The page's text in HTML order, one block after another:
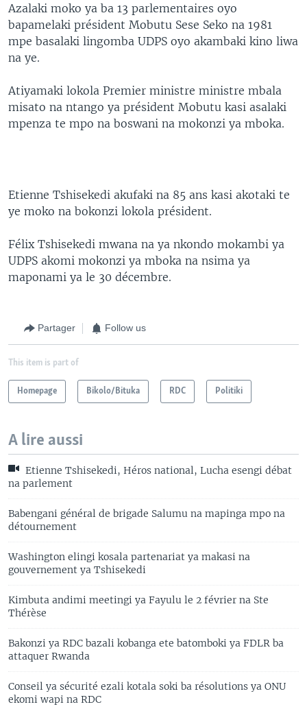
Azalaki moko ya ba 13 parlementaires oyo
bapamelaki président Mobutu Sese Seko na 1981
mpe basalaki lingomba UDPS oyo akambaki kino liwa
na ye.
Atiyamaki lokola Premier ministre ministre mbala
misato na ntango ya président Mobutu kasi asalaki
mpenza te mpo na boswani na mokonzi ya mboka.
Etienne Tshisekedi akufaki na 85 ans kasi akotaki te
ye moko na bokonzi lokola président.
Félix Tshisekedi mwana na ya nkondo mokambi ya
UDPS akomi mokonzi ya mboka na nsima ya
maponami ya le 30 décembre.
Partager Follow us
This item is part of
Homepage Bikolo/Bituka RDC Politiki
A lire aussi
Etienne Tshisekedi, Héros national, Lucha esengi débat
na parlement
Babengani général de brigade Salumu na mapinga mpo na
détournement
Washington elingi kosala partenariat ya makasi na
gouvernement ya Tshisekedi
Kimbuta andimi meetingi ya Fayulu le 2 février na Ste
Thérèse
Bakonzi ya RDC bazali kobanga ete batomboki ya FDLR ba
attaquer Rwanda
Conseil ya sécurité ezali kotala soki ba résolutions ya ONU
ekomi wapi na RDC